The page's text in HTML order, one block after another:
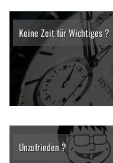
Keine Zeit für Wichtiges ?
Unzufrieden ?